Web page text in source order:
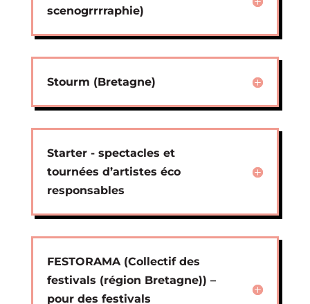
scenogrrrraphie)
Stourm (Bretagne)
Starter - spectacles et
tournées d’artistes éco
responsables
FESTORAMA (Collectif des
festivals (région Bretagne)) –
pour des festivals